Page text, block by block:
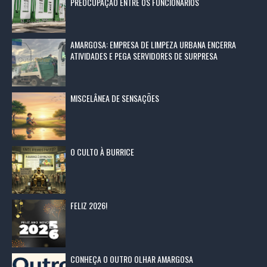
AMARGOSA: EMPRESA DE LIMPEZA URBANA ENCERRA
ATIVIDADES E PEGA SERVIDORES DE SURPRESA
MISCELÂNEA DE SENSAÇÕES
O CULTO À BURRICE
FELIZ 2026!
CONHEÇA O OUTRO OLHAR AMARGOSA